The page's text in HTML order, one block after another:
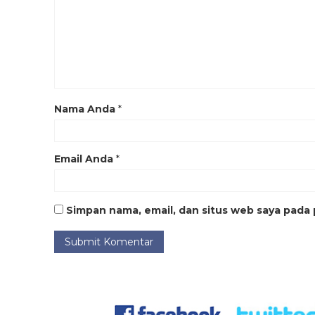
Nama Anda *
Email Anda *
Simpan nama, email, dan situs web saya